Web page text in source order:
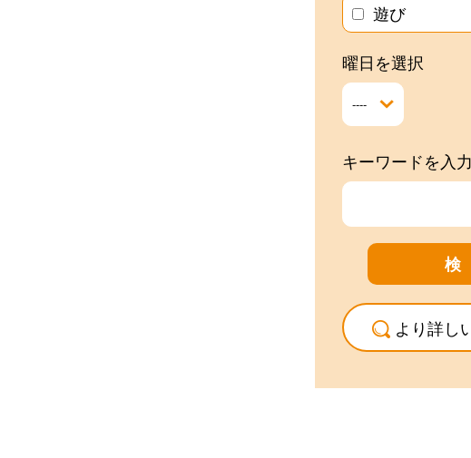
遊び
曜日を選択
キーワードを入力
より詳し